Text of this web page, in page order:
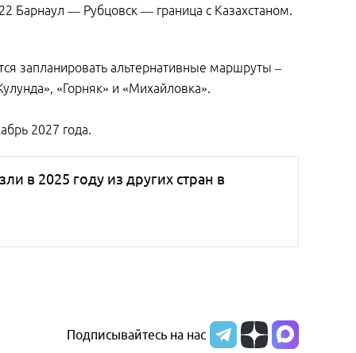
Барнаул — Рубцовск — граница с Казахстаном.
запланировать альтернативные маршруты –
«Горняк» и «Михайловка».
2027 года.
в 2025 году из других стран в
Подписывайтесь на нас